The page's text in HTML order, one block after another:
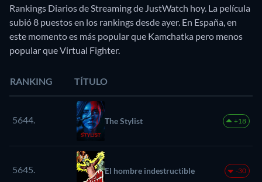
Rankings Diarios de Streaming de JustWatch hoy. La película
subió 8 puestos en los rankings desde ayer. En España, en
este momento es más popular que Kamchatka pero menos
popular que Virtual Fighter.
RANKING TÍTULO
5644. The Stylist +18
5645. El hombre indestructible -30